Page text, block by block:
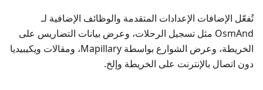
تُفعّل الإضافات الإعدادات المتقدمة والوظائف الإضافية لـ
OsmAnd مثل تسجيل الرحلات، وعرض بيانات التضاريس على
الخريطة، وعرض الشوارع بواسطة Mapillary، ومقالات ويكيبيديا
دون اتصال بالإنترنت على الخريطة وإلخ.